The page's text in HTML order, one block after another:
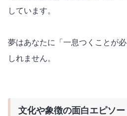
しています。
夢はあなたに「一息つくことが
しれません。
文化や象徴の面白エピソー